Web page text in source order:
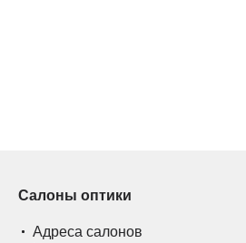
Салоны оптики
Адреса салонов